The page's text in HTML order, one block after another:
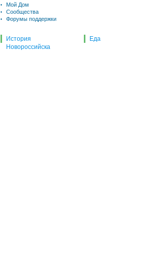
Мой Дом
Сообщества
Форумы поддержки
История
Новороссийска
Еда